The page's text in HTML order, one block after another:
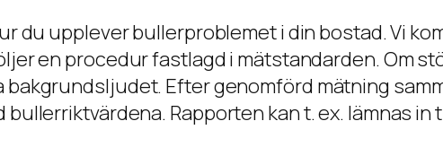
du upplever bullerproblemet i din bostad. Vi
en procedur fastlagd i mätstandarden. Om
bakgrundsljudet. Efter genomförd mätning
Rapporten kan t. ex. lämnas